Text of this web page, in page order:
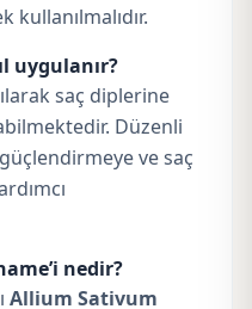
kullanılmalıdır.
uygulanır?
saç diplerine
Düzenli
ve saç
nedir?
Allium Sativum